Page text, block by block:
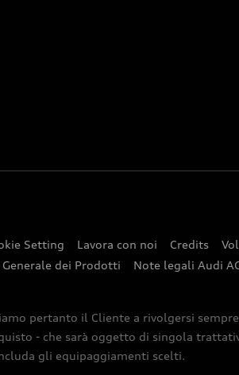
Setting Lavora con noi Credits
dei Prodotti Note legali Audi
pertanto il Cliente a rivolgersi sempre
- che sarà oggetto di singola
gli equipaggiamenti scelti.